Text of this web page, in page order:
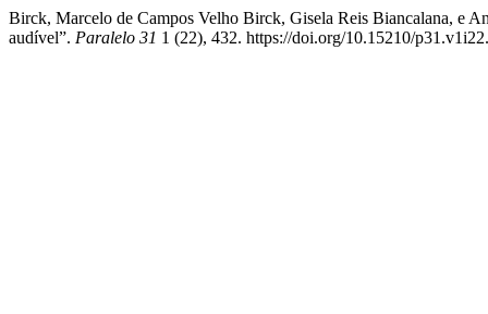
Birck, Marcelo de Campos Velho Birck, Gisela Reis Biancalana, e
audível”. Paralelo 31 1 (22), 432. https://doi.org/10.15210/